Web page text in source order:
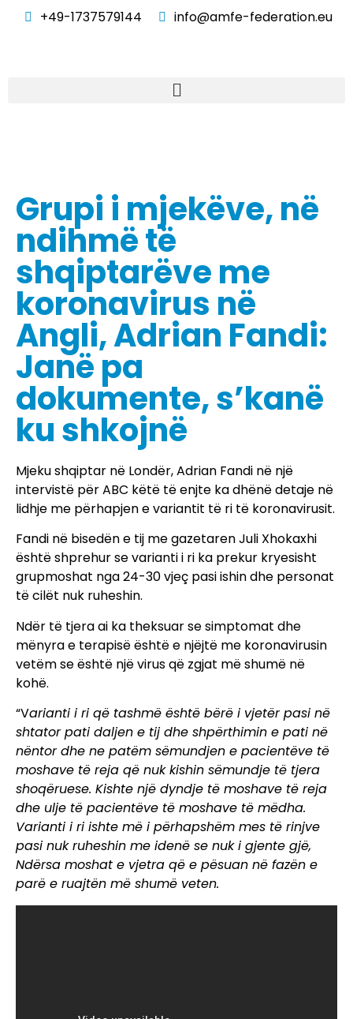
+49-1737579144 info@amfe-federation.eu
Grupi i mjekëve, në
ndihmë të
shqiptarëve me
koronavirus në
Angli, Adrian Fandi:
Janë pa
dokumente, s’kanë
ku shkojnë
Mjeku shqiptar në Londër, Adrian Fandi në një
intervistë për ABC këtë të enjte ka dhënë detaje në
lidhje me përhapjen e variantit të ri të koronavirusit.
Fandi në bisedën e tij me gazetaren Juli Xhokaxhi
është shprehur se varianti i ri ka prekur kryesisht
grupmoshat nga 24-30 vjeç pasi ishin dhe personat
të cilët nuk ruheshin.
Ndër të tjera ai ka theksuar se simptomat dhe
mënyra e terapisë është e njëjtë me koronavirusin
vetëm se është një virus që zgjat më shumë në
kohë.
“Varianti i ri që tashmë është bërë i vjetër pasi në
shtator pati daljen e tij dhe shpërthimin e pati në
nëntor dhe ne patëm sëmundjen e pacientëve të
moshave të reja që nuk kishin sëmundje të tjera
shoqëruese. Kishte një dyndje të moshave të reja
dhe ulje të pacientëve të moshave të mëdha.
Varianti i ri ishte më i përhapshëm mes të rinjve
pasi nuk ruheshin me idenë se nuk i gjente gjë,
Ndërsa moshat e vjetra që e pësuan në fazën e
parë e ruajtën më shumë veten.